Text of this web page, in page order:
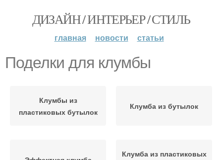
ДИЗАЙН / ИНТЕРЬЕР / СТИЛЬ
главная новости статьи
Поделки для клумбы
Клумбы из
пластиковых бутылок
Клумба из бутылок
Клумба из пластиковых